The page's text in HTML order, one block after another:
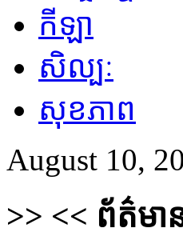
កីឡា
សិល្បៈ
សុខភាព
August 10,
>> << ព័ត៌មា